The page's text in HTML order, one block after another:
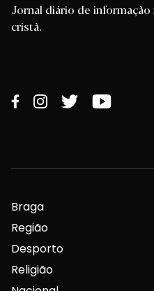
Jornal diário de
cristã.
Braga
Região
Desporto
Religião